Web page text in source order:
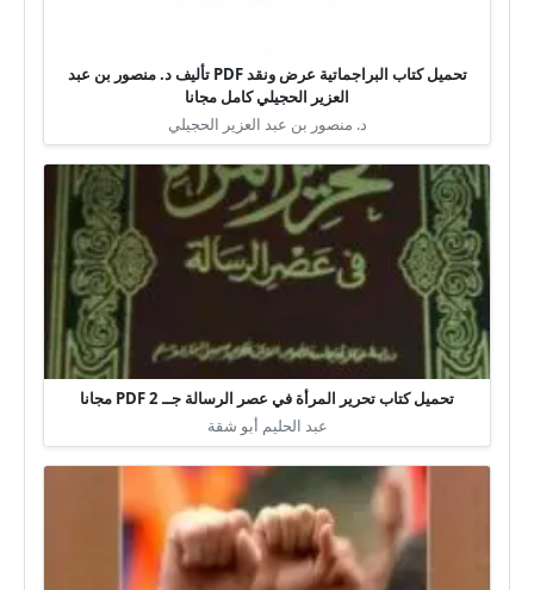
تحميل كتاب البراجماتية عرض ونقد PDF تأليف د. منصور بن عبد
العزير الحجيلي كامل مجانا
د. منصور بن عبد العزير الحجيلي
تحميل كتاب تحرير المرأة في عصر الرسالة جــ 2 PDF مجانا
عبد الحليم أبو شقة